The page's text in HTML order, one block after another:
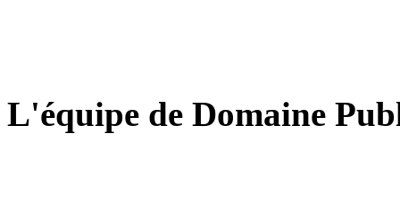
L'équipe de Domaine